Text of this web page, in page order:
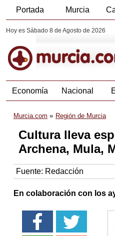
Portada Murcia
Hoy es Sábado 8 de Agosto de 2026
Economía Nacional
Murcia.com Región de Murcia
Cultura lleva
Archena, Mula,
Fuente: Redacción
En colaboración con los